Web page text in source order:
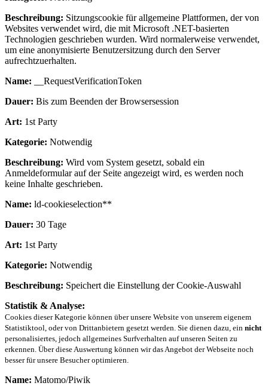
Beschreibung: Sitzungscookie für allgemeine Plattformen, der von
Websites verwendet wird, die mit Microsoft .NET-basierten
Technologien geschrieben wurden. Wird normalerweise verwendet,
um eine anonymisierte Benutzersitzung durch den Server
aufrechtzuerhalten.
Name: __RequestVerificationToken
Dauer: Bis zum Beenden der Browsersession
Art: 1st Party
Kategorie: Notwendig
Beschreibung: Wird vom System gesetzt, sobald ein
Anmeldeformular auf der Seite angezeigt wird, es werden noch
keine Inhalte geschrieben.
Name: ld-cookieselection**
Dauer: 30 Tage
Art: 1st Party
Kategorie: Notwendig
Beschreibung: Speichert die Einstellung der Cookie-Auswahl
Statistik & Analyse:
Cookies dieser Kategorie können über unsere Website von unserem eigenem
Statistiktool, oder von Drittanbietern gesetzt werden. Sie dienen dazu, ein nicht
personalisiertes, jedoch allgemeines Surfverhalten auf unseren Seiten zu
erkennen. Über diese Auswertung können wir das Angebot der Webseite noch
besser für unsere Besucher optimieren.
Name: Matomo/Piwik